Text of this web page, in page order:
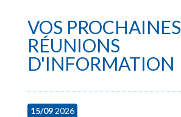
VOS PROCHAINES
RÉUNIONS
D'INFORMATION
15/092026